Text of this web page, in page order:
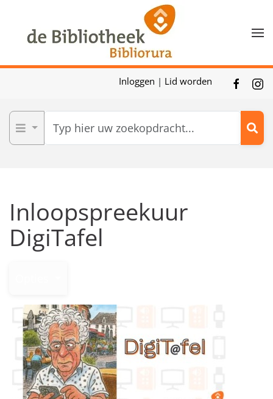
Skip to main content
Inloggen | Lid worden
Inloopspreekuur
DigiTafel